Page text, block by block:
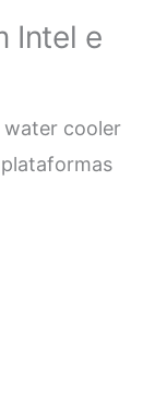
Intel e
water cooler